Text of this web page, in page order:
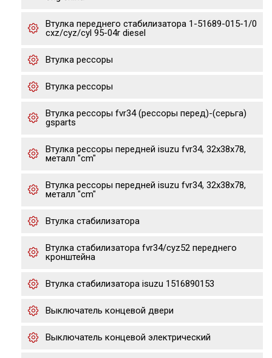
Втулка переднего стабилизатора 1-51689-015-1/0
cxz/cyz/cyl 95-04r diesel
Втулка рессоры
Втулка рессоры
Втулка рессоры fvr34 (рессоры перед)-(серьга)
gsparts
Втулка рессоры передней isuzu fvr34, 32x38x78,
металл "cm"
Втулка рессоры передней isuzu fvr34, 32x38x78,
металл "cm"
Втулка стабилизатора
Втулка стабилизатора fvr34/cyz52 переднего
кронштейна
Втулка стабилизатора isuzu 1516890153
Выключатель концевой двери
Выключатель концевой электрический